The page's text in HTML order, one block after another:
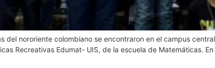
del nororiente colombiano se encontraron en el campus
Recreativas Edumat- UIS, de la escuela de Matemáticas.